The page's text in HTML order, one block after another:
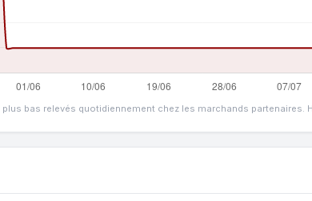
plus bas relevés quotidiennement chez les marchands partenaires.